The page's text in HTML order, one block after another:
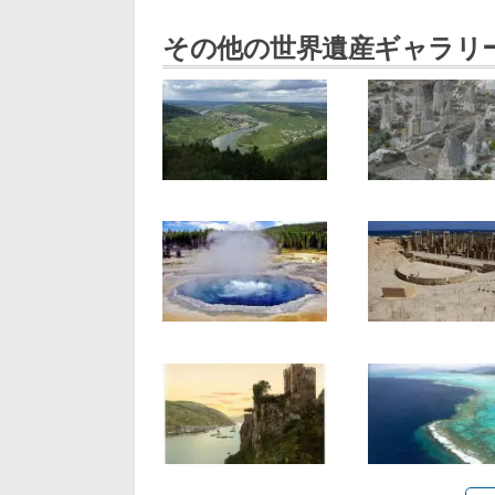
その他の世界遺産ギャラリ